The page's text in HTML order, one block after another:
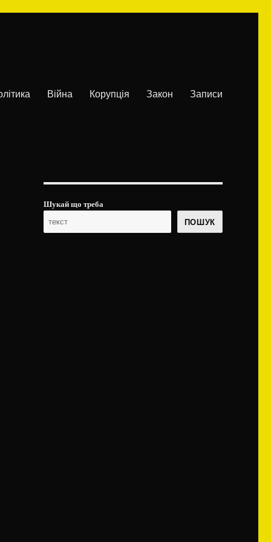
Війна Корупція Закон Записи
Шукай що треба
ПОШУК